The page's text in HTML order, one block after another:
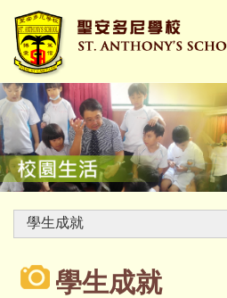
學生成就